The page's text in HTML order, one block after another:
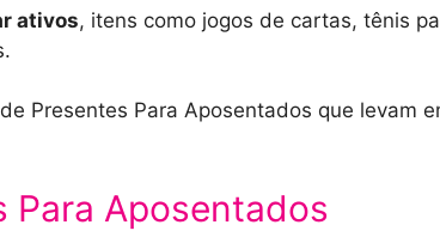
ativos, itens como jogos de cartas, tênis
Presentes Para Aposentados que levam
Para Aposentados